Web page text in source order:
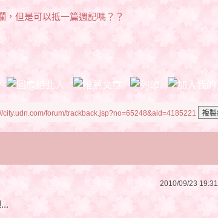
，但是可以抵一篇週記嗎？？
city.udn.com/forum/trackback.jsp?no=65248&aid=4185221
2010/09/23 19:31